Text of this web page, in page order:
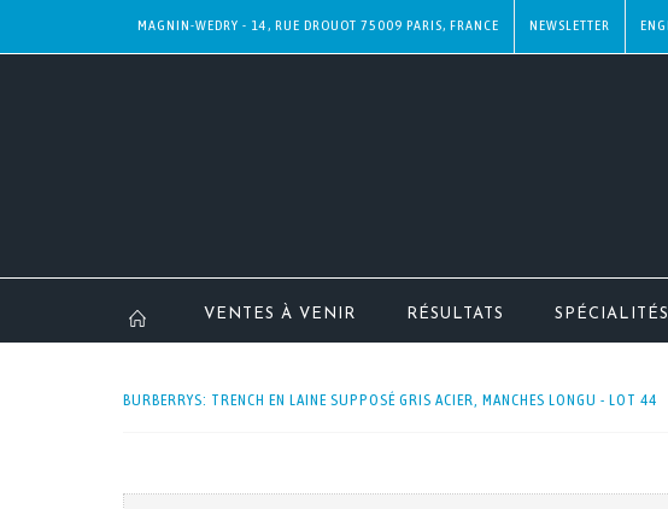
MAGNIN-WEDRY - 14, RUE DROUOT 75009 PARIS, FRANCE NEWSLETTER
VENTES À VENIR RÉSULTATS SPÉCIALITÉS
BURBERRYS: TRENCH EN LAINE SUPPOSÉ GRIS ACIER, MANCHES LONGU - LOT 44